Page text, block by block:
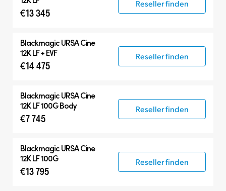
€13 345
Reseller finden
BlackmagicURSA Cine
12K LF + EVF
€14 475
Reseller finden
BlackmagicURSA Cine
12K LF 100G Body
€7 745
Reseller finden
BlackmagicURSA Cine
12K LF 100G
€13 795
Reseller finden